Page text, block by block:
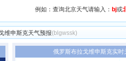
例如：查询北京天气请输入： bj或
维申斯克天气预报(blgwssk)
俄罗斯布拉戈维申斯克实